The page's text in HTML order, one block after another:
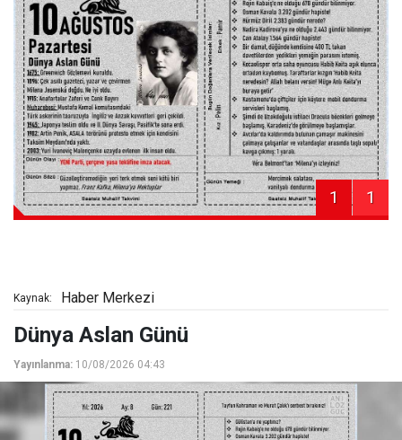
1 1
Kaynak: Haber Merkezi
Dünya Aslan Günü
Yayınlanma: 10/08/2026 04:43